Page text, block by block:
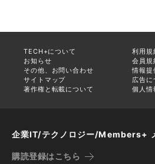
TECH+について
利用規
お知らせ
会員規
その他、お問い合わせ
情報提
サイトマップ
広告に
著作権と転載について
個人情
企業IT/テクノロジー/Members+
購読登録はこちら